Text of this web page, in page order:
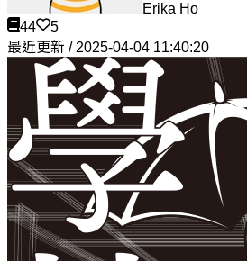
Erika Ho
44
5
最近更新 / 2025-04-04 11:40:20